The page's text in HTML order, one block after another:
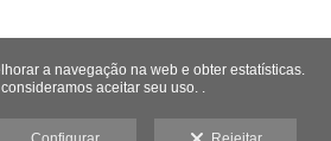
a navegação na web e obter estatísticas.
aceitar seu uso. .